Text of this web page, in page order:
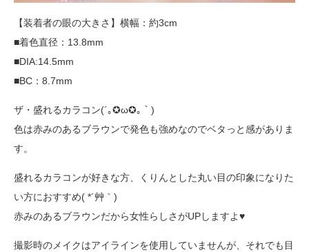
【装着者の眼の大きさ】横幅：約3cm
■着色直径：13.8mm
■DIA:14.5mm
■BC：8.7mm
ザ・盛れるカラコン(´｡✪ω✪｡｀)
色は赤みのあるブラウンで発色も強めなのでベタっと感がありま
す。
盛れるカラコンが好きな方、くりんとした丸い目の印象になりた
い方におすすめ( *´艸｀)
赤みのあるブラウンだから女性らしさがUPしますよ♥
撮影時のメイクはアイラインを使用していませんが、それでも目